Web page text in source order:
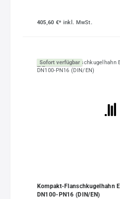
405,60 €* inkl. MwSt.
Sofort verfügbar
Kompakt-Flanschkugelhahn
DN100-PN16 (DIN/EN)